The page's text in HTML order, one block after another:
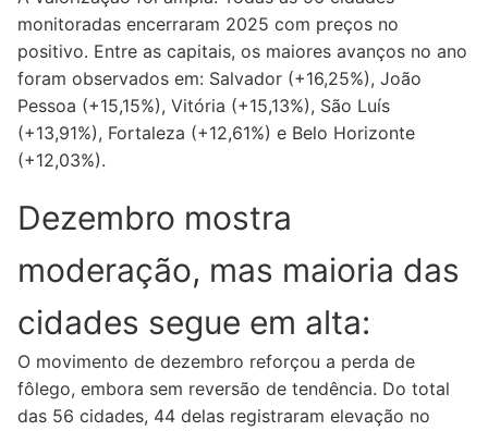
monitoradas encerraram 2025 com preços no
positivo. Entre as capitais, os maiores avanços no ano
foram observados em: Salvador (+16,25%), João
Pessoa (+15,15%), Vitória (+15,13%), São Luís
(+13,91%), Fortaleza (+12,61%) e Belo Horizonte
(+12,03%).
Dezembro mostra
moderação, mas maioria das
cidades segue em alta:
O movimento de dezembro reforçou a perda de
fôlego, embora sem reversão de tendência. Do total
das 56 cidades, 44 delas registraram elevação no